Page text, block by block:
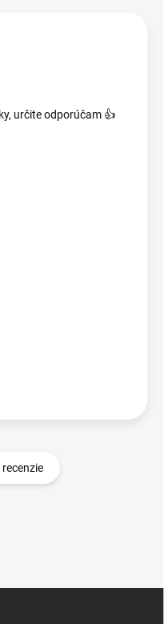
určite odporúčam 👍